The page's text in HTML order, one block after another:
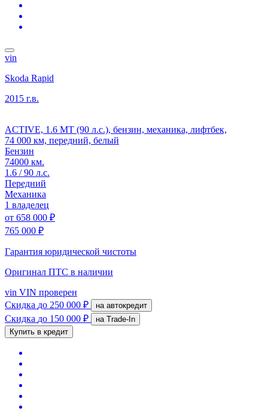
vin
Skoda Rapid
2015 г.в.
ACTIVE, 1.6 MT (90 л.с.), бензин, механика, лифтбек,
74 000 км, передний, белый
Бензин
74000 км.
1.6 / 90 л.с.
Передний
Механика
1 владелец
от 658 000 ₽
765 000 ₽
Гарантия юридической чистоты
Оригинал ПТС в наличии
vin VIN проверен
Скидка до 250 000 ₽ на автокредит
Скидка до 150 000 ₽
на Trade-In
Купить в кредит